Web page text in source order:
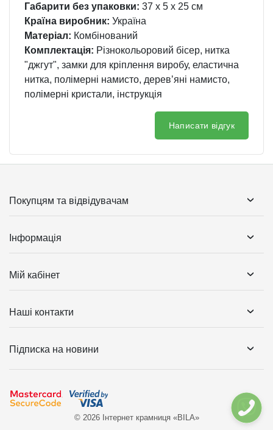
Габарити без упаковки: 37 x 5 x 25 см
Країна виробник: Україна
Матеріал: Комбінований
Комплектація: Різнокольоровий бісер, нитка
"джгут", замки для кріплення виробу, еластична
нитка, полімерні намисто, деревʼяні намисто,
полімерні кристали, інструкція
Написати відгук
Покупцям та відвідувачам
Інформація
Мій кабінет
Наші контакти
Підписка на новини
© 2026 Інтернет крамниця «BILA»